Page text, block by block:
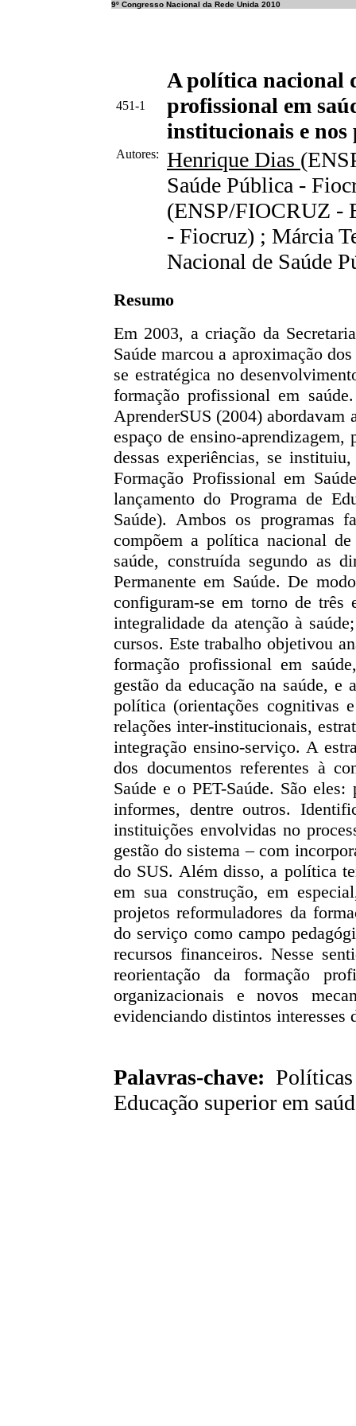
9º Congresso Nacional da Rede Unida 2010
451-1
A política nacional
profissional em
institucionais e nos
Autores: Henrique Dias
Saúde Pública -
(ENSP/FIOCRUZ -
- Fiocruz) ; Márcia
Nacional de Saúde
Resumo
Em 2003, a criação da
Saúde marcou a aproximação
se estratégica no
formação profissional em
AprenderSUS (2004) abordavam
espaço de ensino-
dessas experiências, se
Formação Profissional em
lançamento do Programa de
Saúde). Ambos os programas
compõem a política nacional
saúde, construída segundo as
Permanente em Saúde. De
configuram-se em torno de três
integralidade da atenção à
cursos. Este trabalho objetivou
formação profissional em
gestão da educação na saúde, e
política (orientações cognitivas
relações inter-institucionais,
integração ensino-serviço. A
dos documentos referentes à
Saúde e o PET-Saúde. São
informes, dentre outros.
instituições envolvidas no
gestão do sistema – com
do SUS. Além disso, a política
em sua construção, em
projetos reformuladores da
do serviço como campo
recursos financeiros. Nesse
reorientação da formação
organizacionais e novos
evidenciando distintos interesses
Palavras-chave: Políticas
Educação superior em